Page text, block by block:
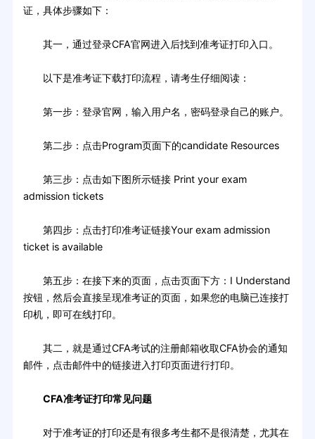
证，具体步骤如下：
其一，通过登录CFA官网进入后找到准考证打印入口。
以下是准考证下载打印流程，请考生仔细阅读：
第一步：登录官网，输入用户名，密码登录自己的账户。
第二步：点击Program页面下的candidate Resources
第三步：点击如下图所示链接 Print your exam
admission tickets
第四步：点击打印准考证链接Your exam admission
ticket is available
第五步：在接下来的页面，点击页面下方：I Understand
按钮，然后会直接呈现准考证的页面，如果您的电脑已连接打
印机，即可在线打印。
其二，就是通过CFA考试的注册邮箱收取CFA协会的通知
邮件，点击邮件中的链接进入打印页面进行打印。
CFA准考证打印常见问题
对于准考证的打印还是有很多考生都不是很清楚，尤其在